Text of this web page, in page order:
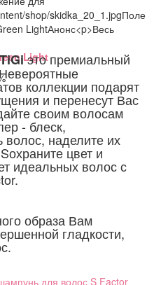
Light
это премиальный
коллекции подарят
и перенесут Вас
своим волосам
- блеск,
волос, наделите их
цвет и
идеальных волос с
образа Вам
гладкости,
для волос S Factor